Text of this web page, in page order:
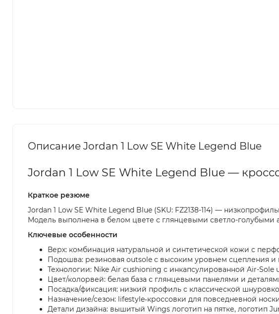
Описание Jordan 1 Low SE White Legend Blue
Jordan 1 Low SE White Legend Blue —
Краткое резюме
Jordan 1 Low SE White Legend Blue (SKU: FZ2138-114) —
Модель выполнена в белом цвете с глянцевыми светло-голубыми
Ключевые особенности
Верх: комбинация натуральной и синтетической кожи с
Подошва: резиновая outsole с высоким уровнем сцепления и
Технологии: Nike Air cushioning с инкапсулированной Air-
Цвет/колорвей: белая база с глянцевыми панелями и
Посадка/фиксация: низкий профиль с классической
Назначение/сезон: lifestyle‑кроссовки для повседневной
Детали дизайна: вышитый Wings логотип на пятке, логотип